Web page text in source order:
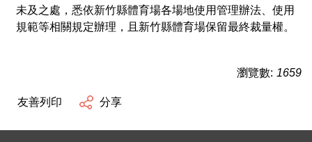
未及之處，悉依新竹縣體育場各場地使用管理辦法、使用
規範等相關規定辦理，且新竹縣體育場保留最終裁量權。
瀏覽數: 1659
友善列印 分享